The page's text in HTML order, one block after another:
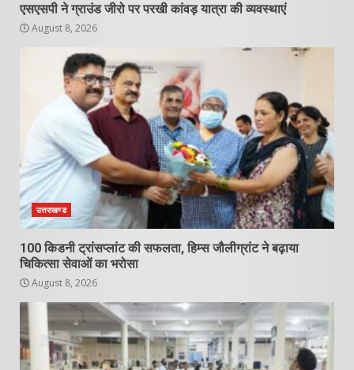
एसएसपी ने ग्राउंड जीरो पर परखी कांवड़ यात्रा की व्यवस्थाएं
August 8, 2026
उत्तराखण्ड
100 किडनी ट्रांसप्लांट की सफलता, हिम्स जौलीग्रांट ने बढ़ाया
चिकित्सा सेवाओं का भरोसा
August 8, 2026